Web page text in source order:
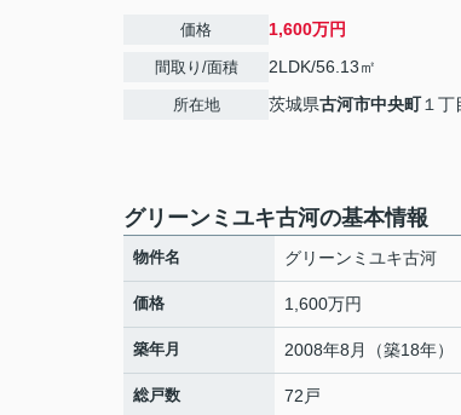
価格 1,600万円
間取り/面積 2LDK/56.13㎡
所在地 茨城県古河市中央町１丁
グリーンミユキ古河の基本情報
物件名 グリーンミユキ古河
価格 1,600万円
築年月 2008年8月（築18年）
総戸数 72戸